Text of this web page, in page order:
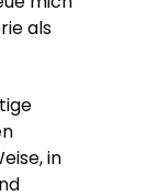
als
in